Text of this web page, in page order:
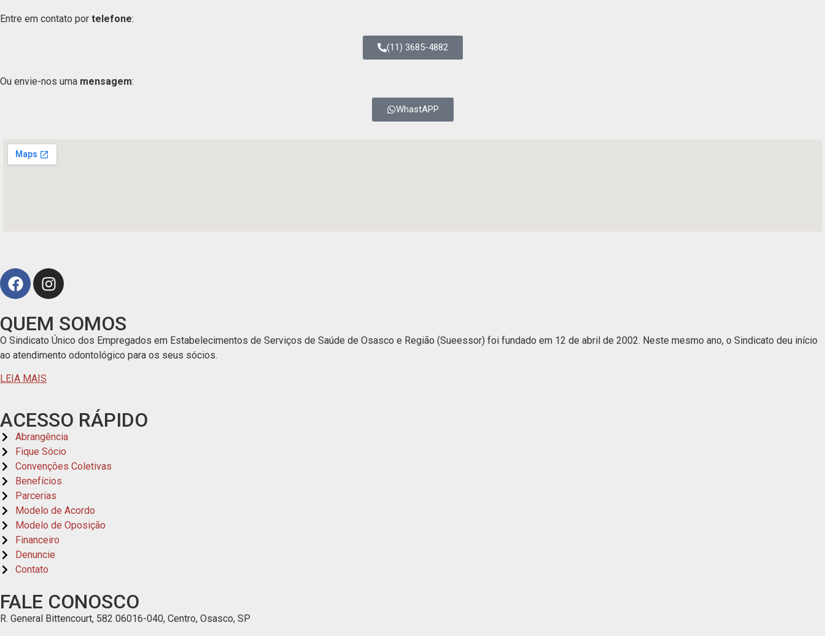
Entre em contato por telefone:
(11) 3685-4882
Ou envie-nos uma mensagem:
WhastAPP
QUEM SOMOS
O Sindicato Único dos Empregados em Estabelecimentos de Serviços de Saúde de Osasco e Região (Sueessor) foi fundado em 12 de abril de 2002. Neste mesmo ano, o Sindicato deu início
ao atendimento odontológico para os seus sócios.
LEIA MAIS
ACESSO RÁPIDO
Abrangência
Fique Sócio
Convenções Coletivas
Benefícios
Parcerias
Modelo de Acordo
Modelo de Oposição
Financeiro
Denuncie
Contato
FALE CONOSCO
R. General Bittencourt, 582 06016-040, Centro, Osasco, SP